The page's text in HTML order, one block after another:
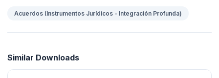
Acuerdos (Instrumentos Jurídicos - Integración Profunda)
Similar Downloads